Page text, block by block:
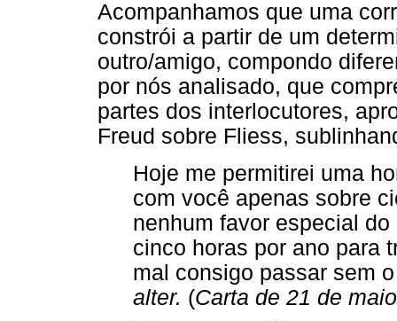
Acompanhamos que uma
constrói a partir de um
outro/amigo, compondo
por nós analisado, que
partes dos interlocutores,
Freud sobre Fliess,
Hoje me permitirei uma
com você apenas sobre
nenhum favor especial
cinco horas por ano para
mal consigo passar sem
alter. (Carta de 21 de